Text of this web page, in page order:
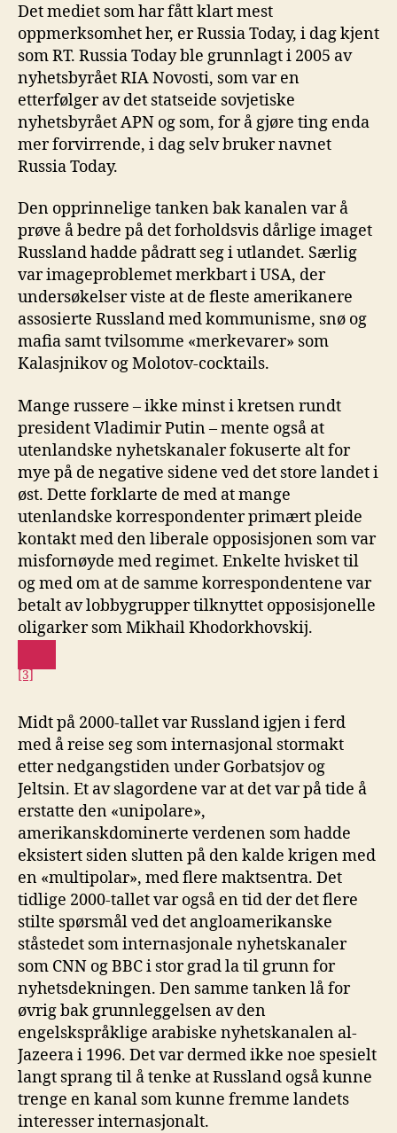
Det mediet som har fått klart mest
oppmerksomhet her, er Russia Today, i dag kjent
som RT. Russia Today ble grunnlagt i 2005 av
nyhetsbyrået RIA Novosti, som var en
etterfølger av det statseide sovjetiske
nyhetsbyrået APN og som, for å gjøre ting enda
mer forvirrende, i dag selv bruker navnet
Russia Today.
Den opprinnelige tanken bak kanalen var å
prøve å bedre på det forholdsvis dårlige imaget
Russland hadde pådratt seg i utlandet. Særlig
var imageproblemet merkbart i USA, der
undersøkelser viste at de fleste amerikanere
assosierte Russland med kommunisme, snø og
mafia samt tvilsomme «merkevarer» som
Kalasjnikov og Molotov-cocktails.
Mange russere – ikke minst i kretsen rundt
president Vladimir Putin – mente også at
utenlandske nyhetskanaler fokuserte alt for
mye på de negative sidene ved det store landet i
øst. Dette forklarte de med at mange
utenlandske korrespondenter primært pleide
kontakt med den liberale opposisjonen som var
misfornøyde med regimet. Enkelte hvisket til
og med om at de samme korrespondentene var
betalt av lobbygrupper tilknyttet opposisjonelle
oligarker som Mikhail Khodorkhovskij.
[3]
Midt på 2000-tallet var Russland igjen i ferd
med å reise seg som internasjonal stormakt
etter nedgangstiden under Gorbatsjov og
Jeltsin. Et av slagordene var at det var på tide å
erstatte den «unipolare»,
amerikanskdominerte verdenen som hadde
eksistert siden slutten på den kalde krigen med
en «multipolar», med flere maktsentra. Det
tidlige 2000-tallet var også en tid der det flere
stilte spørsmål ved det angloamerikanske
ståstedet som internasjonale nyhetskanaler
som CNN og BBC i stor grad la til grunn for
nyhetsdekningen. Den samme tanken lå for
øvrig bak grunnleggelsen av den
engelskspråklige arabiske nyhetskanalen al-
Jazeera i 1996. Det var dermed ikke noe spesielt
langt sprang til å tenke at Russland også kunne
trenge en kanal som kunne fremme landets
interesser internasjonalt.